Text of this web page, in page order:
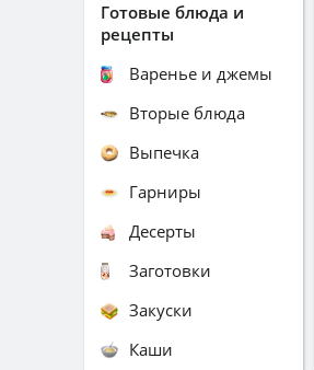
Готовые блюда и
рецепты
Варенье и джемы
Вторые блюда
Выпечка
Гарниры
Десерты
Заготовки
Закуски
Каши